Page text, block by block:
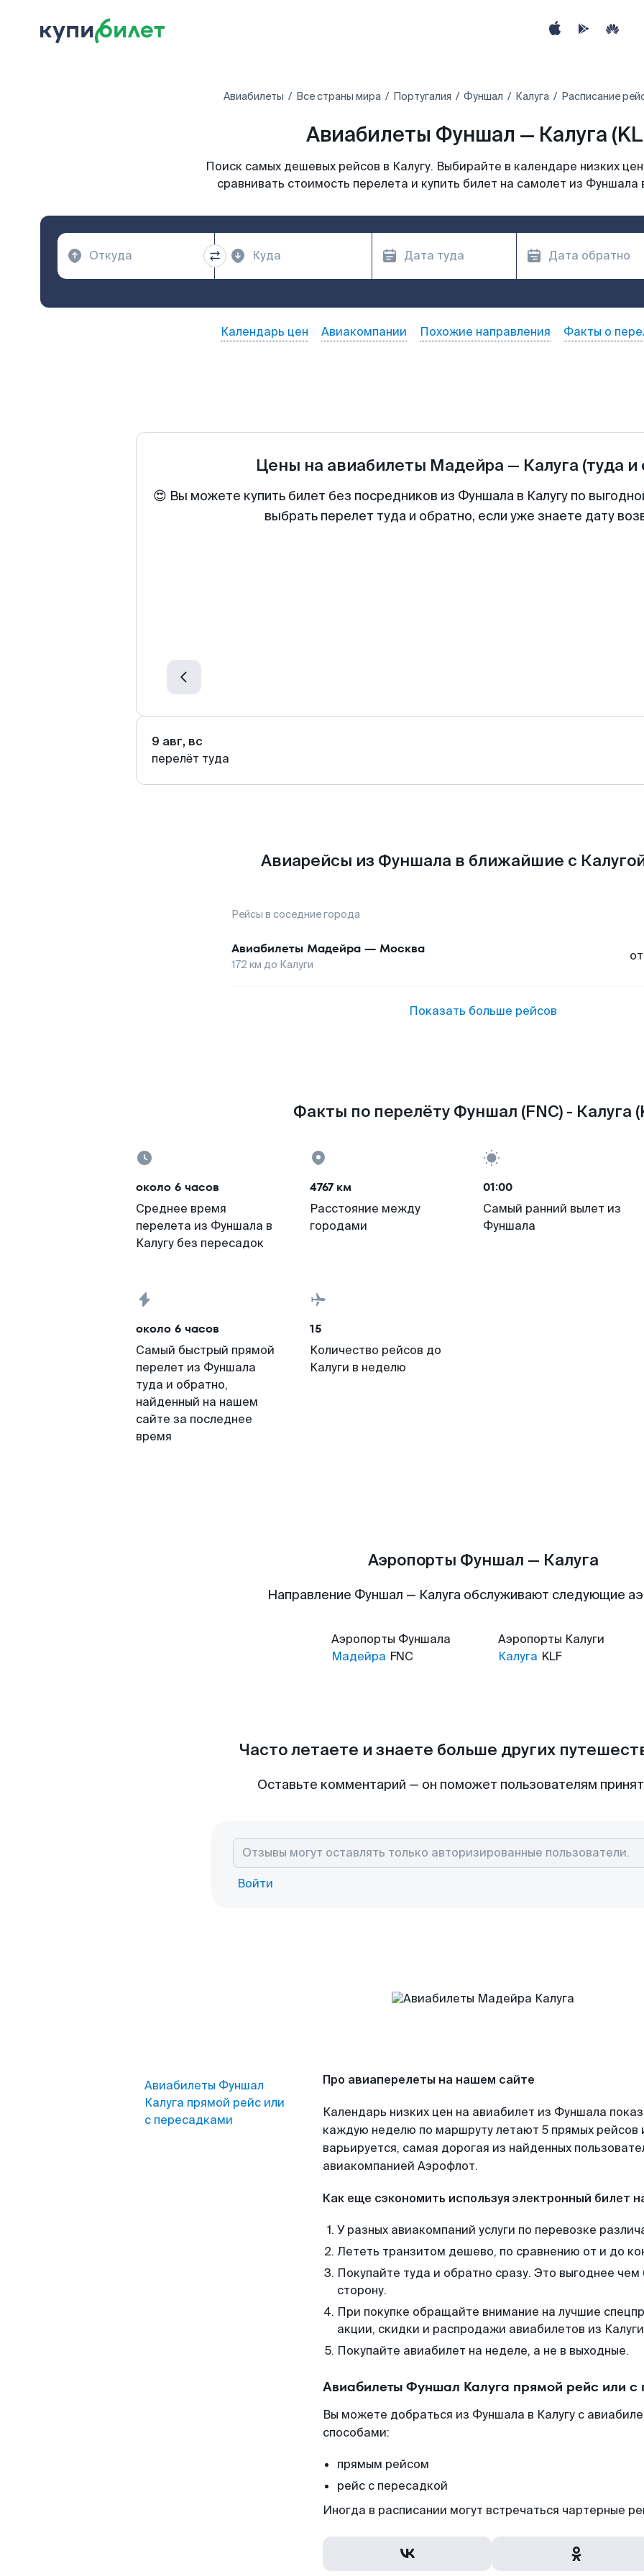
Авиабилеты Все страны мира Португалия Фуншал Калуга Расписание
Авиабилеты Фуншал — Калуга
Поиск самых дешевых рейсов в Калугу. Выбирайте в календаре низких
сравнивать стоимость перелета и купить билет на самолет из Фуншала
Календарь цен Авиакомпании Похожие направления Факты о
Цены на авиабилеты Мадейра — Калуга (туда и
😍 Вы можете купить билет без посредников из Фуншала в Калугу по
выбрать перелет туда и обратно, если уже знаете дату
9 авг, вс
перелёт туда
Авиарейсы из Фуншала в ближайшие с
Рейсы в соседние города
Авиабилеты Мадейра — Москва
172 км до Калуги
от
Показать больше рейсов
Факты по перелёту Фуншал (FNC) - Калуга
около 6 часов
Среднее время
перелета из Фуншала в
Калугу без пересадок
4767 км
Расстояние между
городами
01:00
Самый ранний вылет из
Фуншала
около 6 часов
Самый быстрый прямой
перелет из Фуншала
туда и обратно,
найденный на нашем
сайте за последнее
время
15
Количество рейсов до
Калуги в неделю
Аэропорты Фуншал — Калуга
Направление Фуншал — Калуга обслуживают следующие
Аэропорты Фуншала
Мадейра FNC
Аэропорты Калуги
Калуга KLF
Часто летаете и знаете больше других
Оставьте комментарий — он поможет пользователям
Войти
Авиабилеты Фуншал
Калуга прямой рейс или
с пересадками
Про авиаперелеты на нашем сайте
Календарь низких цен на авиабилет из Фуншала
каждую неделю по маршруту летают 5 прямых рейсов
варьируется, самая дорогая из найденных
авиакомпанией Аэрофлот.
Как еще сэкономить используя электронный билет
У разных авиакомпаний услуги по перевозке
Лететь транзитом дешево, по сравнению от и до
Покупайте туда и обратно сразу. Это выгоднее
сторону.
При покупке обращайте внимание на лучшие
акции, скидки и распродажи авиабилетов из
Покупайте авиабилет на неделе, а не в выходные.
Авиабилеты Фуншал Калуга прямой рейс или с
Вы можете добраться из Фуншала в Калугу с
способами:
прямым рейсом
рейс с пересадкой
Иногда в расписании могут встречаться чартерные